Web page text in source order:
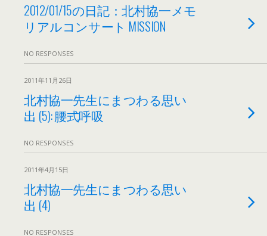
2012/01/15の日記：北村協一メモ
リアルコンサート MISSION
NO RESPONSES
2011年11月26日
北村協一先生にまつわる思い
出 (5): 腰式呼吸
NO RESPONSES
2011年4月15日
北村協一先生にまつわる思い
出 (4)
NO RESPONSES